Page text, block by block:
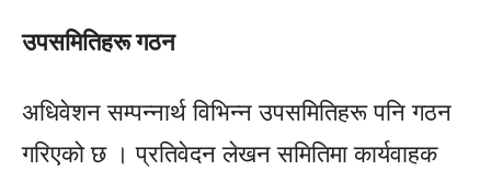
उपसमितिहरू गठन
अधिवेशन सम्पन्नार्थ विभिन्न उपसमितिहरू पनि गठन
गरिएको छ । प्रतिवेदन लेखन समितिमा कार्यवाहक